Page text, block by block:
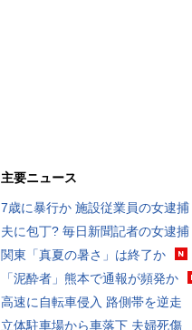
主要ニュース
7歳に暴行か 施設従業員の女逮捕
夫に包丁? 毎日新聞記者の女逮捕
関東「真夏の暑さ」は終了か
「泥酔者」熊本で通報が頻発か
高速に自転車侵入 路側帯を逆走
立体駐車場から車落下 夫婦死傷